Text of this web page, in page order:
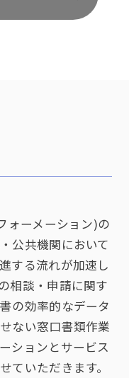
ォーメーション)の
公共機関において
する流れが加速し
相談・申請に関す
の効率的なデータ
ない窓口書類作業
ションとサービス
ていただきます。